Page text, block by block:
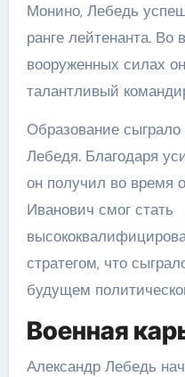
Монино, Лебедь
ранге лейтенанта.
вооруженных силах
талантливый
Образование
Лебедя. Благодаря
он получил во время
Иванович смог стать
стратегом, что
будущем
Военная
Александр Лебедь